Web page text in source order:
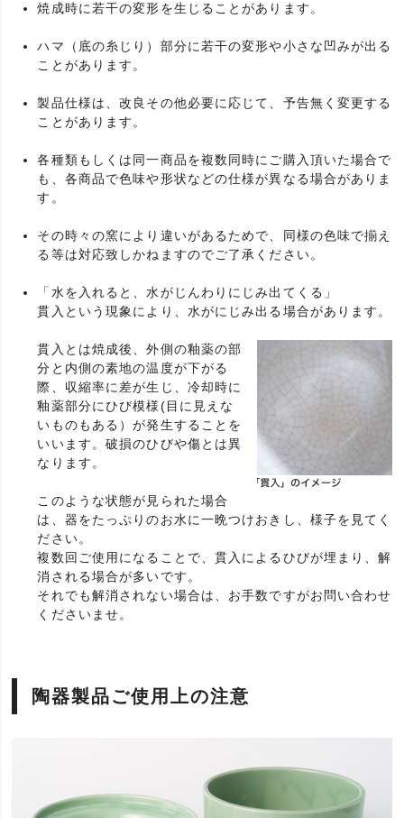
焼成時に若干の変形を生じることがあります。
ハマ（底の糸じり）部分に若干の変形や小さな凹みが出る
ことがあります。
製品仕様は、改良その他必要に応じて、予告無く変更する
ことがあります。
各種類もしくは同一商品を複数同時にご購入頂いた場合で
も、各商品で色味や形状などの仕様が異なる場合がありま
す。
その時々の窯により違いがあるためで、同様の色味で揃え
る等は対応致しかねますのでご了承ください。
「水を入れると、水がじんわりにじみ出てくる」
貫入という現象により、水がにじみ出る場合があります。
貫入とは焼成後、外側の釉薬の部
分と内側の素地の温度が下がる
際、収縮率に差が生じ、冷却時に
釉薬部分にひび模様(目に見えな
いものもある）が発生することを
いいます。破損のひびや傷とは異
なります。
このような状態が見られた場合
は、器をたっぷりのお水に一晩つけおきし、様子を見てく
ださい。
複数回ご使用になることで、貫入によるひびが埋まり、解
消される場合が多いです。
それでも解消されない場合は、お手数ですがお問い合わせ
くださいませ。
陶器製品ご使用上の注意